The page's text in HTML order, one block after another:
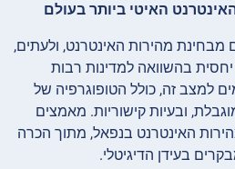
מהירות האינטרנט, ולעתים,
בהשוואה למדינות רבות
למצב זה, כולל הטופוגרפיה של
ובעיות קישוריות. מאמצים
האינטרנט בנפאל, מתוך הכרה
בעידן הדיגיטלי.